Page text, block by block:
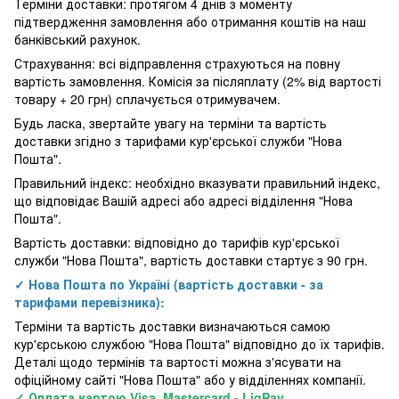
підтвердження замовлення або отримання коштів на наш
банківський рахунок.
Страхування: всі відправлення страхуються на повну
вартість замовлення. Комісія за післяплату (2% від вартості
товару + 20 грн) сплачується отримувачем.
Будь ласка, звертайте увагу на терміни та вартість
доставки згідно з тарифами кур'єрської служби "Нова
Пошта".
Правильний індекс: необхідно вказувати правильний індекс,
що відповідає Вашій адресі або адресі відділення "Нова
Пошта".
Вартість доставки: відповідно до тарифів кур'єрської
служби "Нова Пошта", вартість доставки стартує з 90 грн.
✓ Нова Пошта по Україні (вартість доставки - за
тарифами перевізника):
Терміни та вартість доставки визначаються самою
кур'єрською службою "Нова Пошта" відповідно до їх тарифів.
Деталі щодо термінів та вартості можна з'ясувати на
офіційному сайті "Нова Пошта" або у відділеннях компанії.